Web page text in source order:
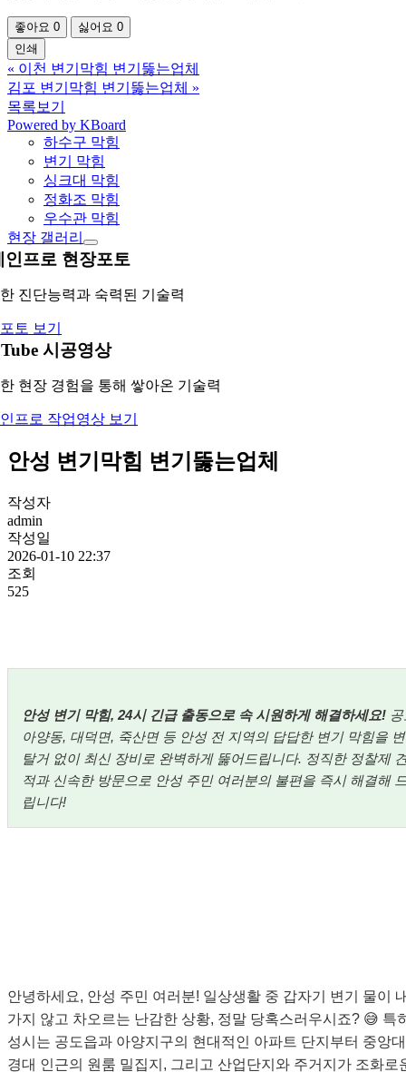
좋아요 0 싫어요 0
인쇄
« 이천 변기막힘 변기뚫는업체
김포 변기막힘 변기뚫는업체 »
목록보기
Powered by KBoard
하수구 막힘
변기 막힘
싱크대 막힘
정화조 막힘
우수관 막힘
현장 갤러리
인프로 현장포토
진단능력과 숙력된 기술력
토 보기
시공영상
현장 경험을 통해 쌓아온 기술력
프로 작업영상 보기
안성 변기막힘 변기뚫는업체
작성자
admin
작성일
2026-01-10 22:37
조회
525
안성 변기 막힘, 24시 긴급 출동으로 속 시원하게 해결하세요!
아양동, 대덕면, 죽산면 등 안성 전 지역의 답답한 변기 막힘을
탈거 없이 최신 장비로 완벽하게 뚫어드립니다. 정직한 정찰제
적과 신속한 방문으로 안성 주민 여러분의 불편을 즉시 해결해
립니다!
안녕하세요, 안성 주민 여러분! 일상생활 중 갑자기 변기 물이
가지 않고 차오르는 난감한 상황, 정말 당혹스러우시죠? 😅 특
성시는 공도읍과 아양지구의 현대적인 아파트 단지부터 중앙대
경대 인근의 원룸 밀집지, 그리고 산업단지와 주거지가 조화로